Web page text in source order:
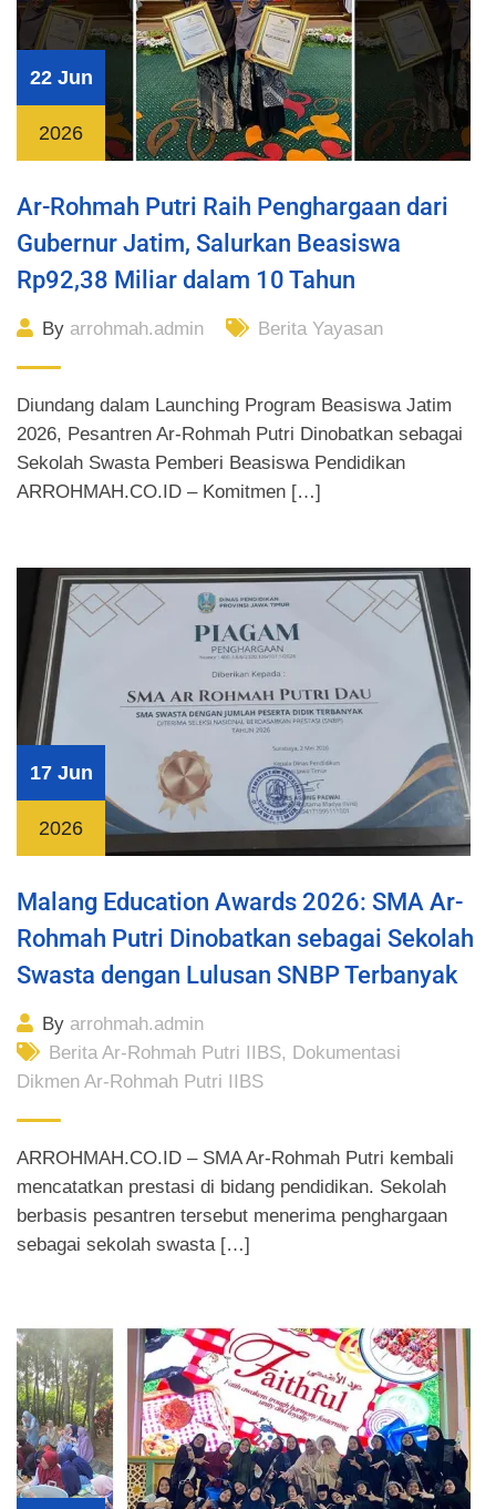
22 Jun
2026
Ar-Rohmah Putri Raih Penghargaan dari
Gubernur Jatim, Salurkan Beasiswa
Rp92,38 Miliar dalam 10 Tahun
By arrohmah.admin Berita Yayasan
Diundang dalam Launching Program Beasiswa Jatim
2026, Pesantren Ar-Rohmah Putri Dinobatkan sebagai
Sekolah Swasta Pemberi Beasiswa Pendidikan
ARROHMAH.CO.ID – Komitmen […]
17 Jun
2026
Malang Education Awards 2026: SMA Ar-
Rohmah Putri Dinobatkan sebagai Sekolah
Swasta dengan Lulusan SNBP Terbanyak
By arrohmah.admin
Berita Ar-Rohmah Putri IIBS, Dokumentasi
Dikmen Ar-Rohmah Putri IIBS
ARROHMAH.CO.ID – SMA Ar-Rohmah Putri kembali
mencatatkan prestasi di bidang pendidikan. Sekolah
berbasis pesantren tersebut menerima penghargaan
sebagai sekolah swasta […]